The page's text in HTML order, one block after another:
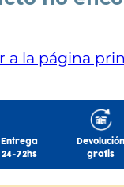
a la página
Entrega
24-72hs
Devolución
gratis